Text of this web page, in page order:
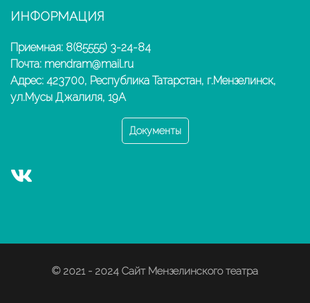
ИНФОРМАЦИЯ
Приемная: 8(85555) 3-24-84
Почта: mendram@mail.ru
Адрес: 423700, Республика Татарстан, г.Мензелинск,
ул.Мусы Джалиля, 19А
Документы
© 2021 - 2024 Сайт Мензелинского театра